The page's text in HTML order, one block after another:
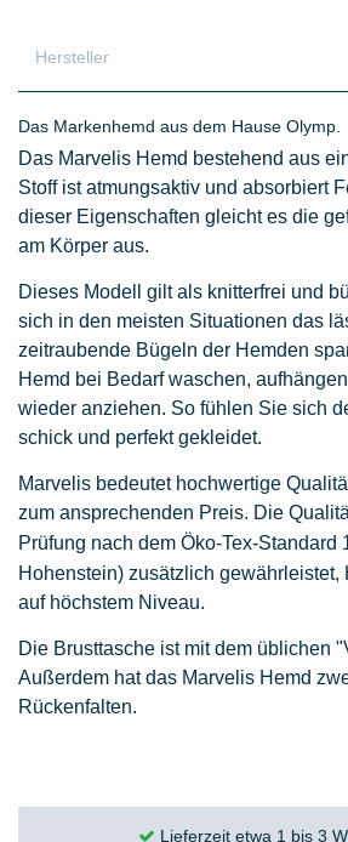
Hersteller
Das Markenhemd aus dem Hause Olymp.
Das Marvelis Hemd bestehend aus
Stoff ist atmungsaktiv und absorbiert
dieser Eigenschaften gleicht es die
am Körper aus.
Dieses Modell gilt als knitterfrei und
sich in den meisten Situationen das
zeitraubende Bügeln der Hemden
Hemd bei Bedarf waschen,
wieder anziehen. So fühlen Sie sich
schick und perfekt gekleidet.
Marvelis bedeutet hochwertige
zum ansprechenden Preis. Die
Prüfung nach dem Öko-Tex-Standard
Hohenstein) zusätzlich gewährleistet,
auf höchstem Niveau.
Die Brusttasche ist mit dem üblichen
Außerdem hat das Marvelis Hemd
Rückenfalten.
Lieferzeit etwa 1 bis 3